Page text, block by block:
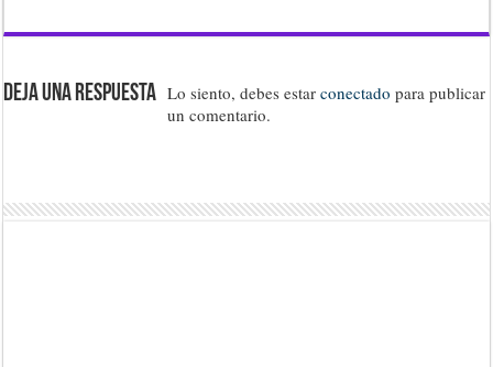
Deja una respuesta Lo siento, debes estarconectado para publicar
un comentario.